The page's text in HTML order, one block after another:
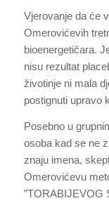
Vjerovanje da će
Omerovićevih
bioenergetičara.
nisu rezultat
životinje ni mala
postignuti upravo
Posebno u
osoba kad se ne
znaju imena,
Omerovićevu
”TORABIJEVOG